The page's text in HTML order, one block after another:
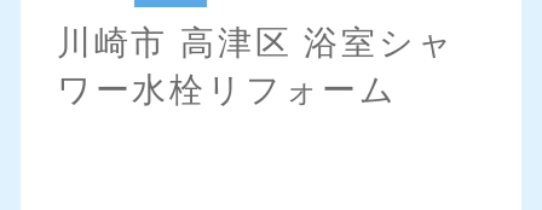
川崎市 高津区 浴室シャ
ワー水栓リフォーム